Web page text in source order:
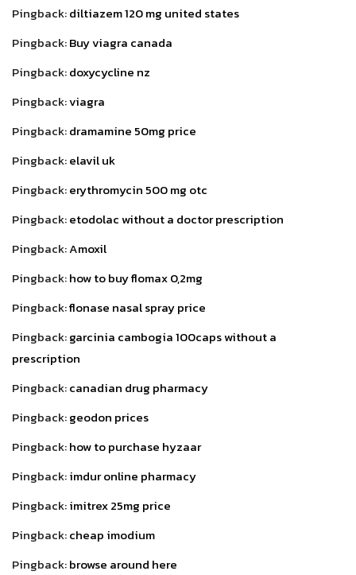
Pingback:diltiazem 120 mg united states
Pingback:Buy viagra canada
Pingback:doxycycline nz
Pingback:viagra
Pingback:dramamine 50mg price
Pingback:elavil uk
Pingback:erythromycin 500 mg otc
Pingback:etodolac without a doctor prescription
Pingback:Amoxil
Pingback:how to buy flomax 0,2mg
Pingback:flonase nasal spray price
Pingback:garcinia cambogia 100caps without a
prescription
Pingback:canadian drug pharmacy
Pingback:geodon prices
Pingback:how to purchase hyzaar
Pingback:imdur online pharmacy
Pingback:imitrex 25mg price
Pingback:cheap imodium
Pingback:browse around here